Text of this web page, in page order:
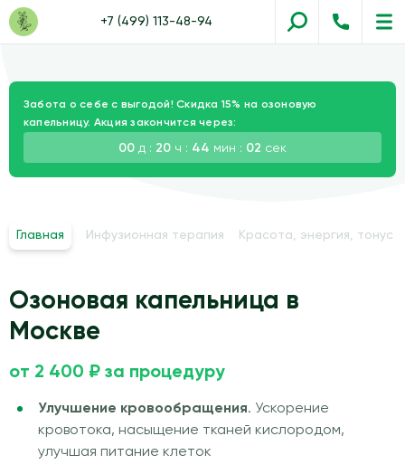
+7 (499) 113-48-94
Забота о себе с выгодой! Скидка 15% на озоновую
капельницу. Акция закончится через:
00 д : 20 ч : 44 мин : 01 сек
Главная Инфузионная терапия Красота, энергия, тонус
Озоновая капельница в
Москве
от 2 400 ₽ за процедуру
Улучшение кровообращения. Ускорение
кровотока, насыщение тканей кислородом,
улучшая питание клеток